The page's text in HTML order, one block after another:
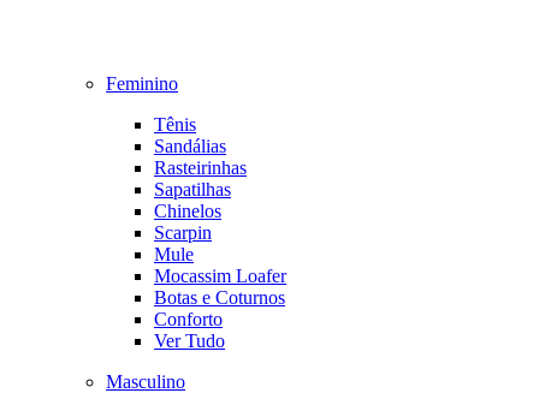
Feminino
Tênis
Sandálias
Rasteirinhas
Sapatilhas
Chinelos
Scarpin
Mule
Mocassim Loafer
Botas e Coturnos
Conforto
Ver Tudo
Masculino